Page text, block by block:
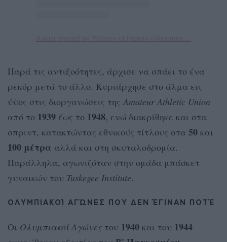
Παρά τις αντιξοότητες, άρχισε να σπάει το ένα
ρεκόρ μετά το άλλο. Κυριάρχησε στο άλμα εις
ύψος στις διοργανώσεις τηςAmateur Athletic Union
από το 1939 έως το 1948, ενώ διακρίθηκε και στα
σπριντ, κατακτώντας εθνικούς τίτλους στα 50 και
100 μέτρα αλλά και στη σκυταλοδρομία.
Παράλληλα, αγωνιζόταν στην ομάδα μπάσκετ
γυναικών του Tuskegee Institute.
ΟΛΥΜΠΙΑΚΟΊ ΑΓΏΝΕΣ ΠΟΥ ΔΕΝ ΈΓΙΝΑΝ ΠΟΤΈ
Οι Ολυμπιακοί Αγώνεςτου 1940 και του 1944